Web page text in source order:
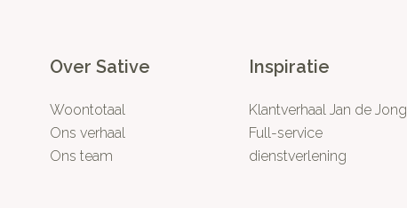
Over Sative
Woontotaal
Ons verhaal
Ons team
Inspiratie
Klantverhaal Jan de Jong
Full-service
dienstverlening